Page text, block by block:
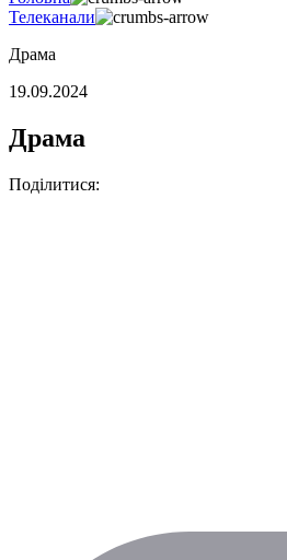
Телеканали
Драма
19.09.2024
Драма
Поділитися: